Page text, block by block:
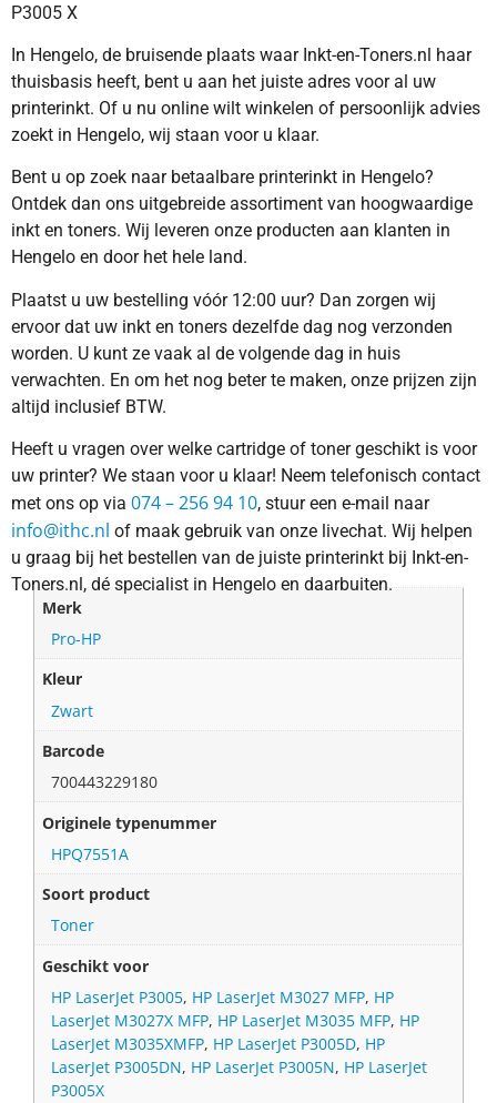
P3005 X
In Hengelo, de bruisende plaats waar Inkt-en-Toners.nl haar
thuisbasis heeft, bent u aan het juiste adres voor al uw
printerinkt. Of u nu online wilt winkelen of persoonlijk advies
zoekt in Hengelo, wij staan voor u klaar.
Bent u op zoek naar betaalbare printerinkt in Hengelo?
Ontdek dan ons uitgebreide assortiment van hoogwaardige
inkt en toners. Wij leveren onze producten aan klanten in
Hengelo en door het hele land.
Plaatst u uw bestelling vóór 12:00 uur? Dan zorgen wij
ervoor dat uw inkt en toners dezelfde dag nog verzonden
worden. U kunt ze vaak al de volgende dag in huis
verwachten. En om het nog beter te maken, onze prijzen zijn
altijd inclusief BTW.
Heeft u vragen over welke cartridge of toner geschikt is voor
uw printer? We staan voor u klaar! Neem telefonisch contact
met ons op via 074 – 256 94 10, stuur een e-mail naar
info@ithc.nl of maak gebruik van onze livechat. Wij helpen
u graag bij het bestellen van de juiste printerinkt bij Inkt-en-
Toners.nl, dé specialist in Hengelo en daarbuiten.
Merk
Pro-HP
Kleur
Zwart
Barcode
700443229180
Originele typenummer
HPQ7551A
Soort product
Toner
Geschikt voor
HP LaserJet P3005, HP LaserJet M3027 MFP, HP
LaserJet M3027X MFP, HP LaserJet M3035 MFP, HP
LaserJet M3035XMFP, HP LaserJet P3005D, HP
LaserJet P3005DN, HP LaserJet P3005N, HP LaserJet
P3005X